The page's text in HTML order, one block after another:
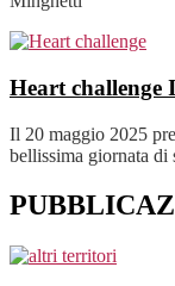
Heart challenge
Il 20 maggio 2025
bellissima giornata di